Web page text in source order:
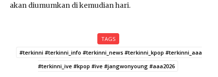
akan diumumkan di kemudian hari.
TAGS
#terkinni #terkinni_info #terkinni_news #terkinni_kpop #terkinni_aaa
#terkinni_ive #kpop #ive #jangwonyoung #aaa2026